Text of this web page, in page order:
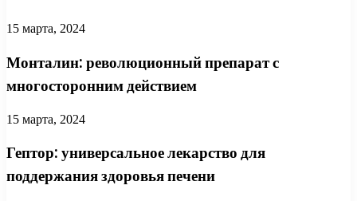
15 марта, 2024
Монталин: революционный препарат с
многосторонним действием
15 марта, 2024
Гептор: универсальное лекарство для
поддержания здоровья печени